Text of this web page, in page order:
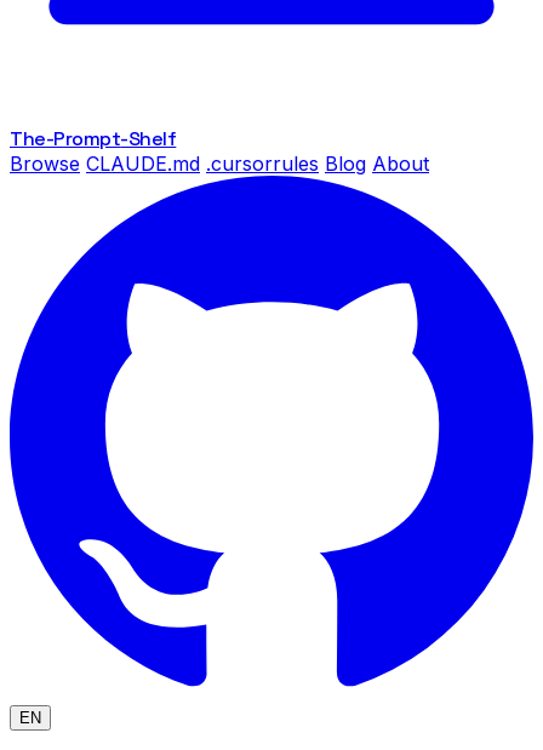
The-Prompt-Shelf
Browse CLAUDE.md .cursorrules Blog About
EN